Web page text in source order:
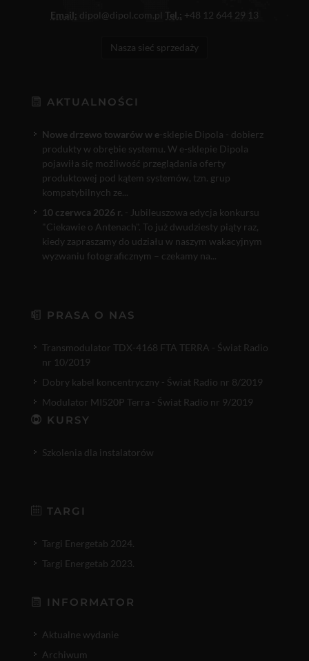
Email: dipol@dipol.com.pl Tel.: +48 12 644 29 13
Nasza sieć sprzedaży
AKTUALNOŚCI
Nowe drzewo towarów w e-sklepie Dipola - dobierz
produkty w obrębie systemu. W e-sklepie Dipola
pojawiła się możliwość przeglądania oferty
produktowej pod kątem systemów, tzn. grup
kompatybilnych ze...
10 czerwca 2026 r. - Jubileuszowa edycja konkursu
"Ciekawie o Antenach". To już dwudziesty piąty raz,
kiedy zapraszamy do udziału w naszym wakacyjnym
wyzwaniu fotograficznym – czekamy na...
PRASA O NAS
Transmodulator TDX-4168 FTA TERRA - Świat Radio
nr 10/2019
Dobry kabel koncentryczny - Świat Radio nr 8/2019
Modulator MI520P Terra - Świat Radio nr 9/2019
KURSY
Szkolenia dla instalatorów
TARGI
Targi Energetab 2024.
Targi Energetab 2023.
INFORMATOR
Aktualne wydanie
Archiwum